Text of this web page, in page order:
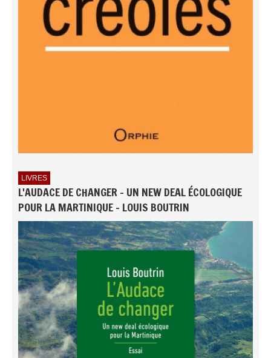
LIVRES
L'AUDACE DE CHANGER - UN NEW DEAL ÉCOLOGIQUE
POUR LA MARTINIQUE - LOUIS BOUTRIN